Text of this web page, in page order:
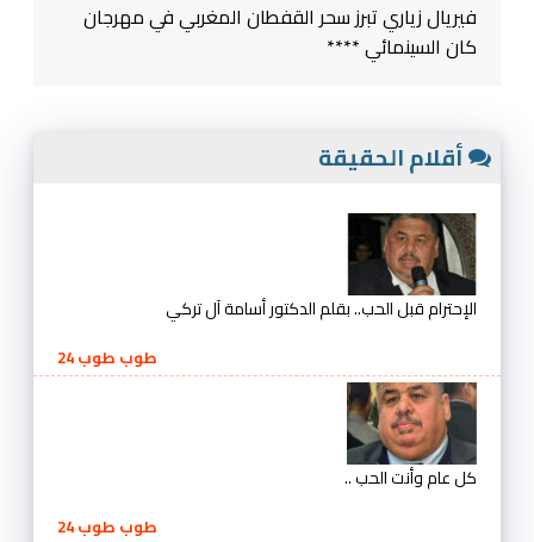
فيريال زياري تبرز سحر القفطان المغربي في مهرجان
كان السينمائي ****
أقلام الحقيقة
الإحترام قبل الحب.. بقلم الدكتور أسامة آل تركي
طوب طوب 24
كل عام وأنت الحب ..
طوب طوب 24